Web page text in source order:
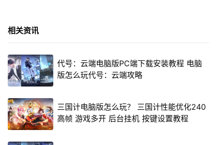
相关资讯
代号：云端电脑版PC端下载安装教程 电脑
版怎么玩代号：云端攻略
三国计电脑版怎么玩？ 三国计性能优化240
高帧 游戏多开 后台挂机 按键设置教程